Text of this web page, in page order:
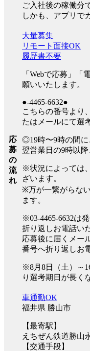
ご入社後の稼働分
しかも、アプリで
応
募
の
流
れ
大量募集
リモート面接OK
履歴書不要
「Webで応募」「
願いいたします。
●-4465-6632●
こちらの番号より
たはメールにて選
◎19時〜9時の間
翌営業日の9時以
※状況によっては
ざいます。
※万が一繋がらな
ます。
※03-4465-6632は
折り返しお電話い
応募後に届くメー
番号へ折り返しお
※8月8日（土）～
り選考期日が長く
車通勤OK
福井県 勝山市
【最寄駅】
えちぜん鉄道勝山
【交通手段】